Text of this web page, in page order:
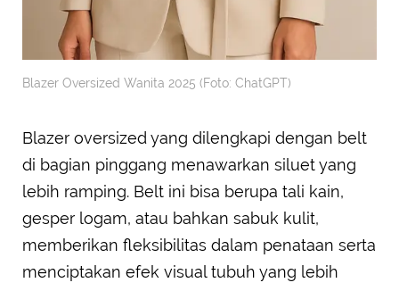
Blazer Oversized Wanita 2025 (Foto: ChatGPT)
Blazer oversized yang dilengkapi dengan belt
di bagian pinggang menawarkan siluet yang
lebih ramping. Belt ini bisa berupa tali kain,
gesper logam, atau bahkan sabuk kulit,
memberikan fleksibilitas dalam penataan serta
menciptakan efek visual tubuh yang lebih